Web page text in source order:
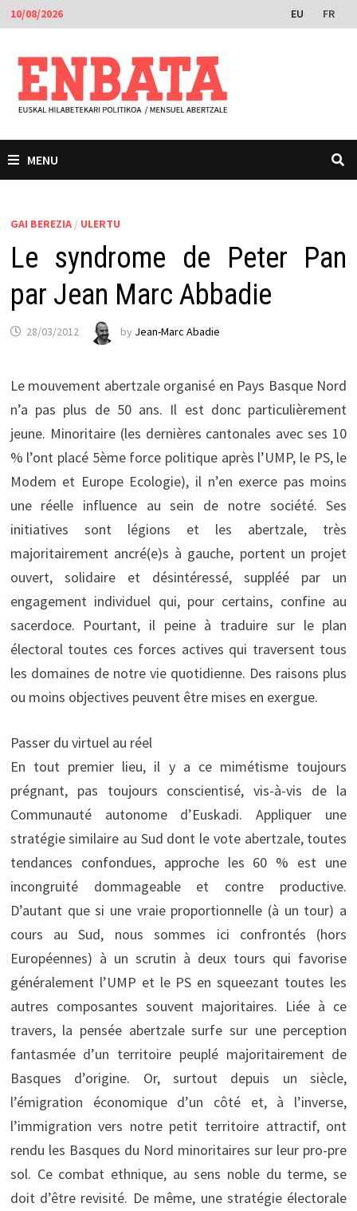
Skip
to
content
10/08/2026 EU FR
MENU
GAI BEREZIA/ ULERTU
Le syndrome de Peter Pan
par Jean Marc Abbadie
28/03/2012 by Jean-Marc Abadie
Le mouvement abertzale organisé en Pays Basque Nord
n’a pas plus de 50 ans. Il est donc particulièrement
jeune. Minoritaire (les dernières cantonales avec ses 10
% l’ont placé 5ème force politique après l’UMP, le PS, le
Modem et Europe Ecologie), il n’en exerce pas moins
une réelle influence au sein de notre société. Ses
initiatives sont légions et les abertzale, très
majoritairement ancré(e)s à gauche, portent un projet
ouvert, solidaire et désintéressé, suppléé par un
engagement individuel qui, pour certains, confine au
sacerdoce. Pourtant, il peine à traduire sur le plan
électoral toutes ces forces actives qui traversent tous
les domaines de notre vie quotidienne. Des raisons plus
ou moins objectives peuvent être mises en exergue.
Passer du virtuel au réel
En tout premier lieu, il y a ce mimétisme toujours
prégnant, pas toujours conscientisé, vis-à-vis de la
Communauté autonome d’Euskadi. Appliquer une
stratégie similaire au Sud dont le vote abertzale, toutes
tendances confondues, approche les 60 % est une
incongruité dommageable et contre productive.
D’autant que si une vraie proportionnelle (à un tour) a
cours au Sud, nous sommes ici confrontés (hors
Européennes) à un scrutin à deux tours qui favorise
généralement l’UMP et le PS en squeezant toutes les
autres composantes souvent majoritaires. Liée à ce
travers, la pensée abertzale surfe sur une perception
fantasmée d’un territoire peuplé majoritairement de
Basques d’origine. Or, surtout depuis un siècle,
l’émigration économique d’un côté et, à l’inverse,
l’immigration vers notre petit territoire attractif, ont
rendu les Basques du Nord minoritaires sur leur pro-pre
sol. Ce combat ethnique, au sens noble du terme, se
doit d’être revisité. De même, une stratégie électorale